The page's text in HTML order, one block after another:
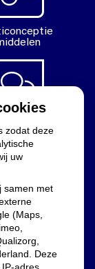
Vragen
stellen
zodat deze
uw
samen met
(Maps,
Deze